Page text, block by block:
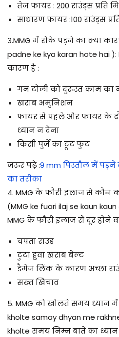
तेज फायर : 200 राउंड्स प्रति
साधारण फायर :100 राउंड्स
3.MMG में रोके पड़ने का क्या
padne ke kya karan hote hai )
कारण है :
गन टोली को दुरुस्त काम का
खराब अमुनिशन
फायर से पहले और फायर के
ध्यान न देना
किसी पुर्जे का टूट फुट
जरुर पढ़े:9 mm पिस्तौल में
का तरीका
4. MMG के फौरी इलाज से कौन
(MMG ke fuari ilaj se kaun
MMG के फौरी इलाज से दूरं होने
चपता राउंड
टुटा हुवा खराब बेल्ट
डैमेज लिंक के कारण अच्छा
सख्त खिचाव
5. MMG को खोलते समय ध्यान में
kholte samay dhyan me
kholte समय निम्न बाते का ध्यान